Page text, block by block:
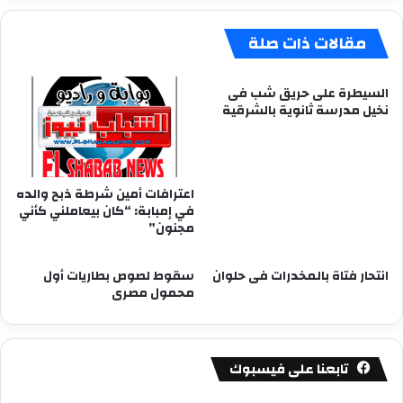
مقالات ذات صلة
السيطرة على حريق شب فى
نخيل مدرسة ثانوية بالشرقية
اعترافات أمين شرطة ذبح والده
في إمبابة: “كان بيعاملني كأني
مجنون”
انتحار فتاة بالمخدرات فى حلوان سقوط لصوص بطاريات أول
محمول مصرى
تابعنا على فيسبوك